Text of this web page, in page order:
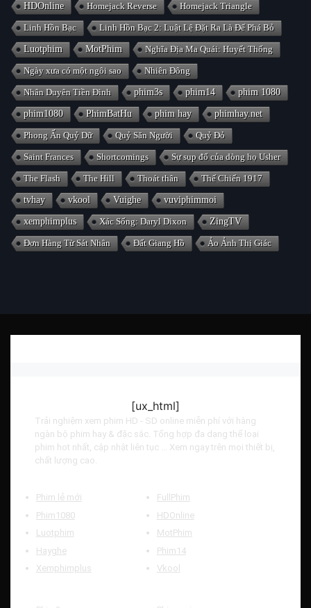
HDOnline Homejack Reverse Homejack Triangle
Linh Hồn Bạc Linh Hồn Bạc 2: Luật Lệ Đặt Ra Là Để Phá Bỏ
Luotphim MotPhim Nghĩa Địa Ma Quái: Huyết Thống
Ngày xưa có một ngôi sao Nhiên Đông
Nhân Duyên Tiền Đình phim3s phim14 phim 1080
phim1080 PhimBatHu phim hay phimhay.net
Phong Ấn Quỷ Dữ Quỷ Săn Người Quỷ Đỏ
Saint Frances Shortcomings Sự sụp đổ của dòng họ Usher
The Flash The Hill Thoát thân Thế Chiến 1917
tvhay vkool Vuighe vuviphimmoi
xemphimplus Xác Sống: Daryl Dixon ZingTV
Đơn Hàng Từ Sát Nhân Đất Giang Hồ Ảo Ảnh Thị Giác